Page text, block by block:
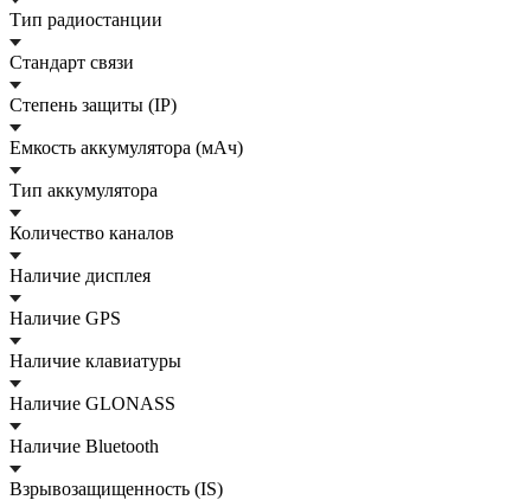
Тип радиостанции
Стандарт связи
Степень защиты (IP)
Емкость аккумулятора (мАч)
Тип аккумулятора
Количество каналов
Наличие дисплея
Наличие GPS
Наличие клавиатуры
Наличие GLONASS
Наличие Bluetooth
Взрывозащищенность (IS)